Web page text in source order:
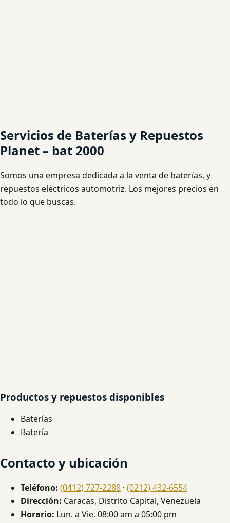
Servicios de Baterías y Repuestos
Planet – bat 2000
Somos una empresa dedicada a la venta de baterías, y
repuestos eléctricos automotriz. Los mejores precios en
todo lo que buscas.
Productos y repuestos disponibles
Baterías
Batería
Contacto y ubicación
Teléfono: (0412) 727-2288 · (0212) 432-6554
Dirección: Caracas, Distrito Capital, Venezuela
Horario: Lun. a Vie. 08:00 am a 05:00 pm